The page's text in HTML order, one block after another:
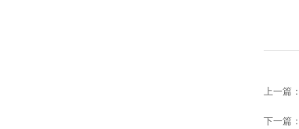
上一篇：
下一篇：